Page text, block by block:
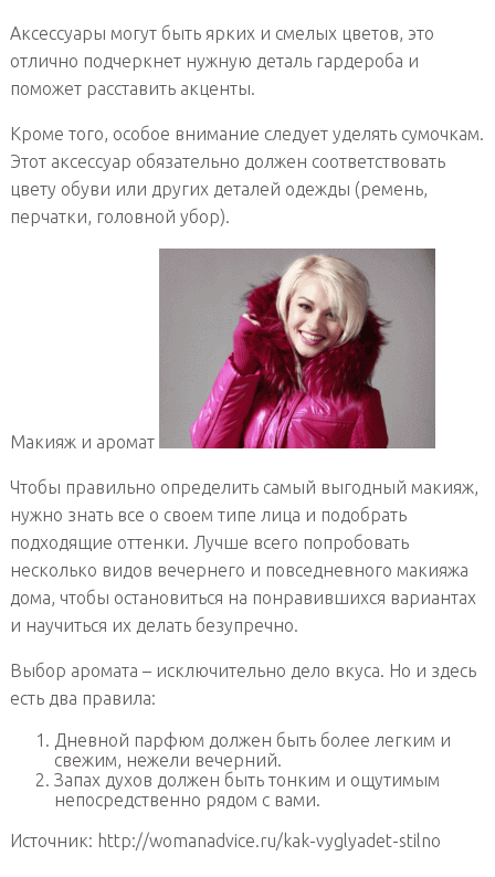
Аксессуары могут быть ярких и смелых цветов, это
отлично подчеркнет нужную деталь гардероба и
поможет расставить акценты.
Кроме того, особое внимание следует уделять сумочкам.
Этот аксессуар обязательно должен соответствовать
цвету обуви или других деталей одежды (ремень,
перчатки, головной убор).
Макияж и аромат
Чтобы правильно определить самый выгодный макияж,
нужно знать все о своем типе лица и подобрать
подходящие оттенки. Лучше всего попробовать
несколько видов вечернего и повседневного макияжа
дома, чтобы остановиться на понравившихся вариантах
и научиться их делать безупречно.
Выбор аромата – исключительно дело вкуса. Но и здесь
есть два правила:
Дневной парфюм должен быть более легким и
свежим, нежели вечерний.
Запах духов должен быть тонким и ощутимым
непосредственно рядом с вами.
Источник: http://womanadvice.ru/kak-vyglyadet-stilno